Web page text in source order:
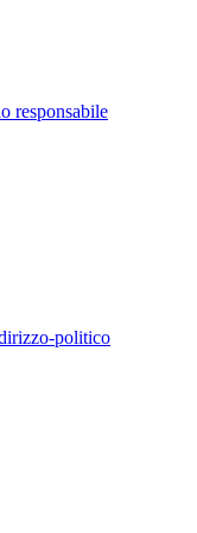
responsabile
politico